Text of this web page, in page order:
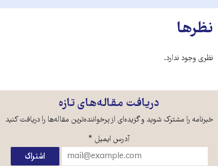
نظرها
نظری وجود ندارد.
دریافت مقاله‌های تازه
خبرنامه را مشترک شوید و گزیده‌ای از پرخواننده‌ترین مقاله‌ها را دریافت کنید
آدرس ایمیل *